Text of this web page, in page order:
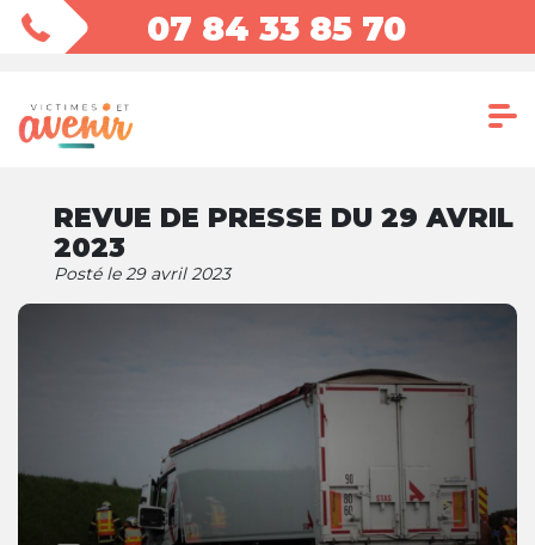
07 84 33 85 70
REVUE DE PRESSE DU 29 AVRIL
2023
Posté le 29 avril 2023